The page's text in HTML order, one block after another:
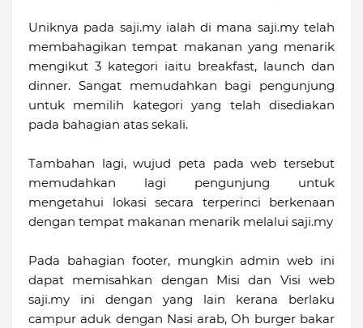
Uniknya pada saji.my ialah di mana saji.my telah
membahagikan tempat makanan yang menarik
mengikut 3 kategori iaitu breakfast, launch dan
dinner. Sangat memudahkan bagi pengunjung
untuk memilih kategori yang telah disediakan
pada bahagian atas sekali.
Tambahan lagi, wujud peta pada web tersebut
memudahkan lagi pengunjung untuk
mengetahui lokasi secara terperinci berkenaan
dengan tempat makanan menarik melalui saji.my
Pada bahagian footer, mungkin admin web ini
dapat memisahkan dengan Misi dan Visi web
saji.my ini dengan yang lain kerana berlaku
campur aduk dengan Nasi arab, Oh burger bakar